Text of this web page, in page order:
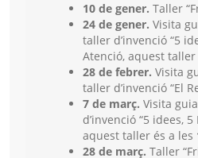
10 de gener. Taller
24 de gener. Visita
taller d’invenció “5
Atenció, aquest taller
28 de febrer. Visita
taller d’invenció “El
7 de març. Visita
d’invenció “5 idees,
aquest taller és a les
28 de març. Taller